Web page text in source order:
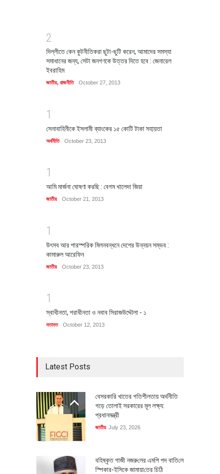
2
দিল্লীতে কেন কুটনীতিকরা ছুটা-ছুটি করেন, আমাদের সমস্যা
সমাধানের জন্য, সেটা জনগণকে উত্তর দিতে হবে : জেনারেল
ইবরাহিম
জাতীয়, রাজনীতি October 27, 2013
1
সেনাবাহিনীকে ইসলামী ব্যাংকের ১৫ কোটি টাকা সহায়তা
অর্থনীতি October 23, 2013
1
আমি মার্জনা ঘোষণা করছি : বেগম খালেদা জিয়া
জাতীয় October 21, 2013
1
উৎসব আর পারস্পরিক মিলনবন্ধনে দেশের উন্নয়ন সম্ভব :
কামারুল আরেফিন
জাতীয় October 23, 2013
1
স্বাধীনতা, পরাধীনতা ও নবাব সিরাজউদ্দৌলা - ১
মতামত October 12, 2013
Latest Posts
বেসরকারি খাতের গতিশীলতায় অর্থনীতি
গড়ে তোলাই সরকারের মূল লক্ষ্য:
প্রধানমন্ত্রী
জাতীয় July 23, 2026
বহিষ্কৃত গাজী নজরু‌লের এম‌পি পদ বা‌তি‌লে
স্পিকার-ইসিকে জামায়া‌তের চি‌ঠি